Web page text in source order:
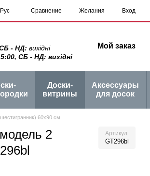
Рус Сравнение Желания Вход
- НД: вихідні
СБ - НД: вихідні
Мой заказ
Доски-
витрины
Аксессуары
для досок
60х90 см
2
Артикул
GT296bl